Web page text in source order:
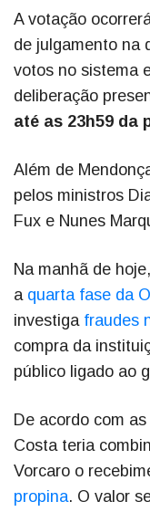
A votação
de julgamento na
votos no sistema
deliberação
até as 23h59 da
Além de
pelos ministros
Fux e Nunes
Na manhã de
a quarta fase da
investiga fraudes
compra da
público ligado ao
De acordo com
Costa teria
Vorcaro o
propina. O valor